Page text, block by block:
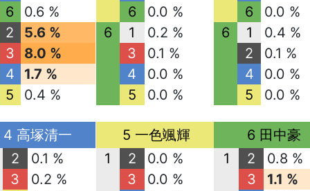
6
0.6 %
2
5.6 %
3
8.0 %
4
1.7 %
5
0.4 %
6
0.0 %
6
1
0.2 %
3
0.1 %
4
0.0 %
5
0.0 %
6
0.0 %
6
1
0.4 %
2
0.1 %
4
0.0 %
5
0.0 %
4 高塚清一
2
0.1 %
3
0.2 %
5 一色颯輝
1
2
0.0 %
3
0.0 %
6 田中豪
1
2
0.8 %
3
1.1 %